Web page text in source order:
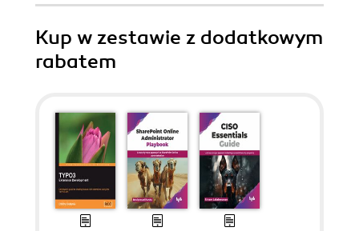
Kup w zestawie z dodatkowym
rabatem